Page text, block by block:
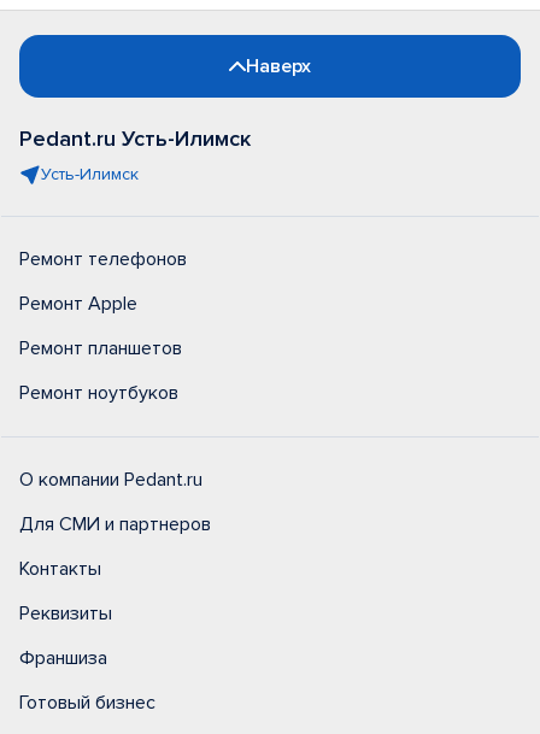
Наверх
Pedant.ru Усть-Илимск
Усть-Илимск
Ремонт телефонов
Ремонт Apple
Ремонт планшетов
Ремонт ноутбуков
О компании Pedant.ru
Для СМИ и партнеров
Контакты
Реквизиты
Франшиза
Готовый бизнес